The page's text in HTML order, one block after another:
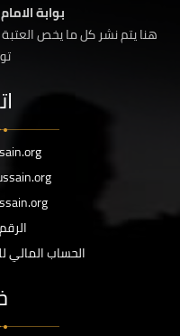
بوابة
هنا يتم نشر كل ما يخص
الحساب المالي